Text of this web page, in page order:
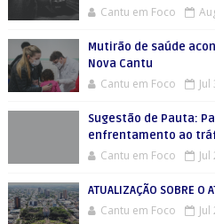
Cantu em Foco
Mutirão de saúde
Nova Cantu
Cantu em Foco
Sugestão de Pauta:
enfrentamento ao
Cantu em Foco
ATUALIZAÇÃO SOBRE O
Cantu em Foco